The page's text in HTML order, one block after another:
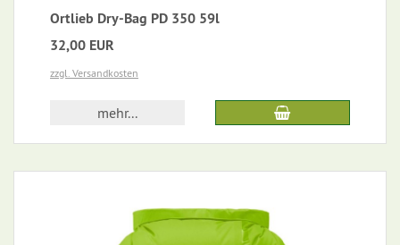
Ortlieb Dry-Bag PD 350 59l
32,00 EUR
zzgl. Versandkosten
mehr...